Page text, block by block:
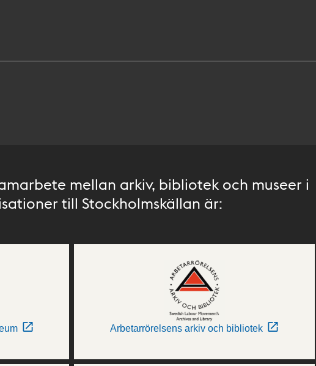
mellan arkiv, bibliotek och museer i
till Stockholmskällan är:
Arbetarrörelsens arkiv och bibliotek